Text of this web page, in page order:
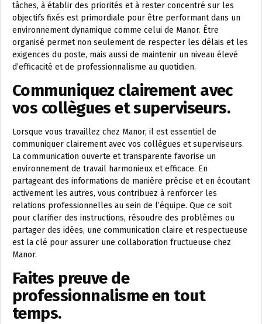
tâches, à établir des priorités et à rester concentré sur les
objectifs fixés est primordiale pour être performant dans un
environnement dynamique comme celui de Manor. Être
organisé permet non seulement de respecter les délais et les
exigences du poste, mais aussi de maintenir un niveau élevé
d’efficacité et de professionnalisme au quotidien.
Communiquez clairement avec
vos collègues et superviseurs.
Lorsque vous travaillez chez Manor, il est essentiel de
communiquer clairement avec vos collègues et superviseurs.
La communication ouverte et transparente favorise un
environnement de travail harmonieux et efficace. En
partageant des informations de manière précise et en écoutant
activement les autres, vous contribuez à renforcer les
relations professionnelles au sein de l’équipe. Que ce soit
pour clarifier des instructions, résoudre des problèmes ou
partager des idées, une communication claire et respectueuse
est la clé pour assurer une collaboration fructueuse chez
Manor.
Faites preuve de
professionnalisme en tout
temps.